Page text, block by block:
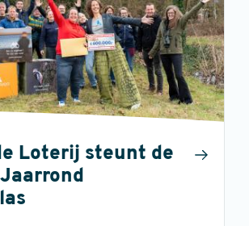
Loterij steunt de